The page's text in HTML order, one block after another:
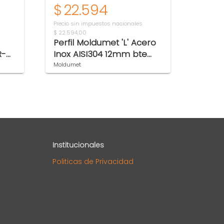
$22.594
Precio sin impuestos nacionales
$ 22.594,00
Perfil Moldumet 'L' Acero
Inox AISI304 12mm bte
C312B
Moldumet
Institucionales
Politicas de Privacidad